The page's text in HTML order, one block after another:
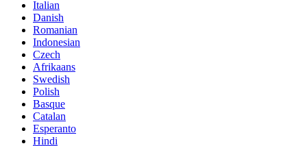
Italian
Danish
Romanian
Indonesian
Czech
Afrikaans
Swedish
Polish
Basque
Catalan
Esperanto
Hindi